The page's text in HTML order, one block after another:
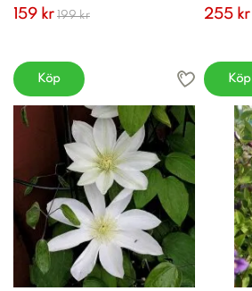
159 kr 199 kr
Köp
255 kr
Köp